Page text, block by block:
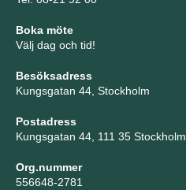
Boka möte
Välj dag och tid!
Besöksadress
Kungsgatan 44, Stockholm
Postadress
Kungsgatan 44, 111 35 Stockholm
Org.nummer
556648-2781